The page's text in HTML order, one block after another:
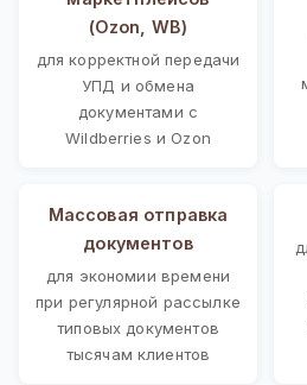
(Ozon, WB)
для корректной передачи
УПД и обмена
документами с
Wildberries и Ozon
Массовая отправка
документов
для экономии времени
при регулярной рассылке
типовых документов
тысячам клиентов